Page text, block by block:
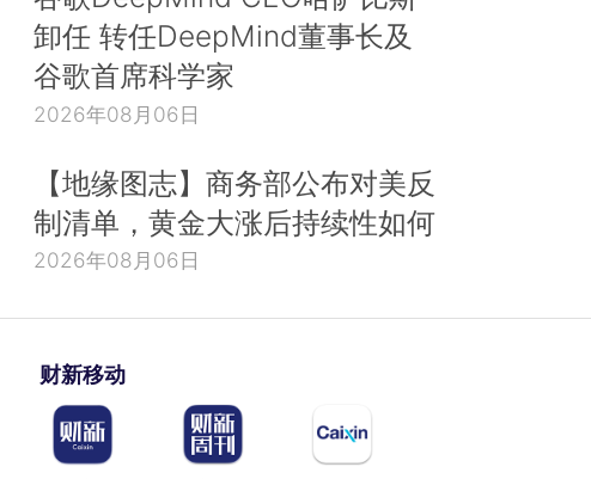
卸任 转任DeepMind董事长及
谷歌首席科学家
2026年08月06日
【地缘图志】商务部公布对美反
制清单，黄金大涨后持续性如何
2026年08月06日
财新移动